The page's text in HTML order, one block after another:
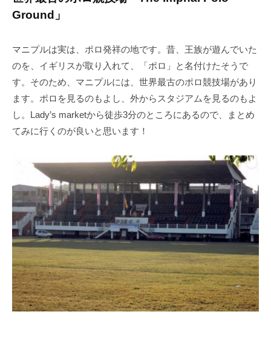
Ground」
マニプルは実は、ポロ発祥の地です。昔、王族が遊んでいた
のを、イギリスが取り入れて、「ポロ」と名付けたそうで
す。そのため、マニプルには、世界最古のポロ競技場があり
ます。ポロを見るのもよし、外からスタジアムを見るのもよ
し。Lady’s marketから徒歩3分のところにあるので、まとめ
てみに行くのが良いと思います！